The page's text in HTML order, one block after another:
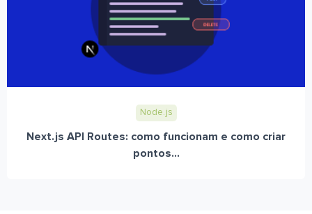
Node.js
Next.js API Routes: como funcionam e como criar
pontos...